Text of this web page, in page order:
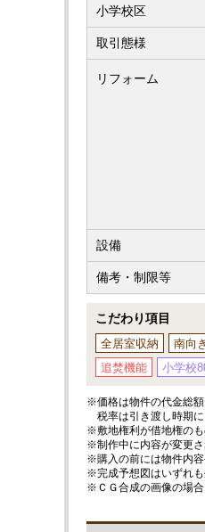
小学校区
取引態様
リフォーム
設備
備考・制限等
こだわり項目
全居室収納 南向き
追焚機能
小学校
※価格は物件の代金総額
税率は引き渡し時期
※敷地権利が借地権のも
※制作中に内容が変更さ
※購入の前には物件内容
※完成予想図はいずれも
※ＣＧ合成の画像の場合